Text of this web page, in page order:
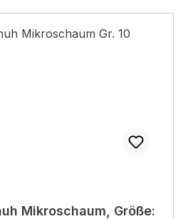
Mikroschaum, Größe: